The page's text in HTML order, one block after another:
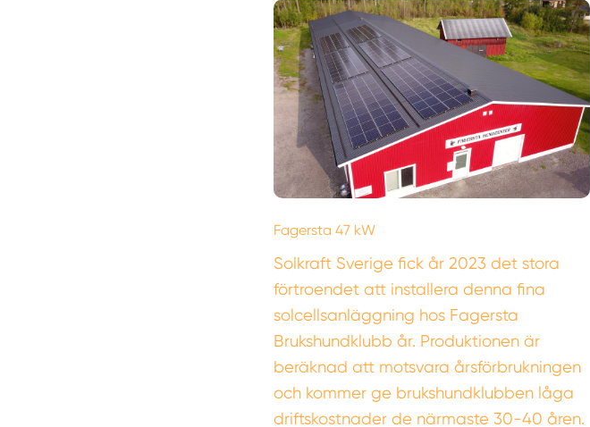
Fagersta 47 kW
Solkraft Sverige fick år 2023 det stora
förtroendet att installera denna fina
solcellsanläggning hos Fagersta
Brukshundklubb år. Produktionen är
beräknad att motsvara årsförbrukningen
och kommer ge brukshundklubben låga
driftskostnader de närmaste 30-40 åren.